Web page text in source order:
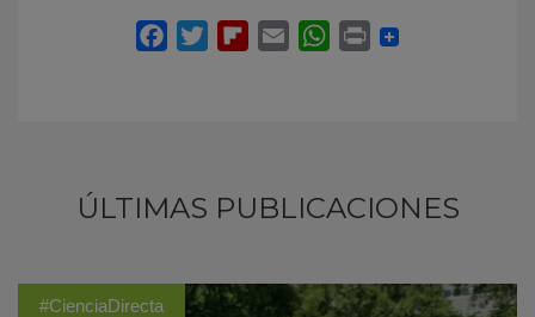
ÚLTIMAS PUBLICACIONES
#CienciaDirecta